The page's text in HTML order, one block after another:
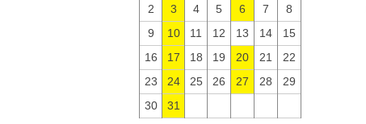
2
3 4 5 6 7
8
9
10 11 12 13 14
15
16
17 18 19 20 21
22
23
24 25 26 27 28
29
30
31